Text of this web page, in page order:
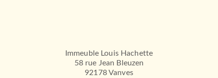
Immeuble Louis Hachette
58 rue Jean Bleuzen
92178 Vanves